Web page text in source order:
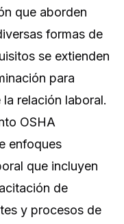
que aborden
formas de
se extienden
para
relación laboral.
OSHA
enfoques
que incluyen
de
y procesos de